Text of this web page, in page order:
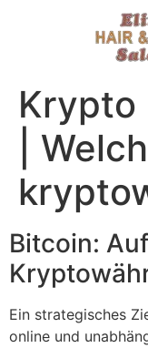
Krypto
|
Bitcoin:
Ein strategisches
online und